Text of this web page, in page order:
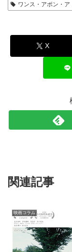
ワンス・アポン・
X
関連記事
映画コラム